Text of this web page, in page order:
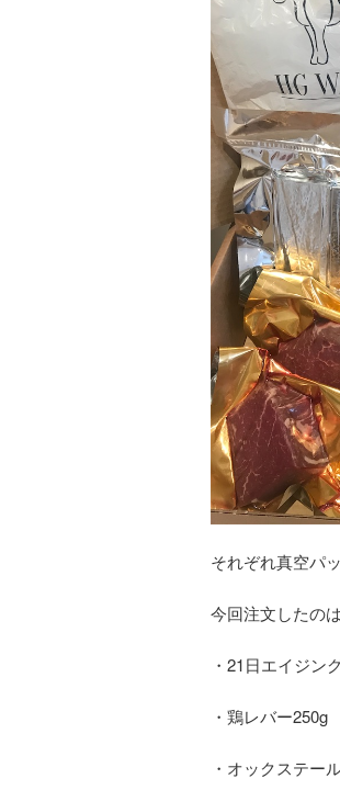
それぞれ真空パ
今回注文したのは
・21日エイジ
・鶏レバー250g
・オックステー